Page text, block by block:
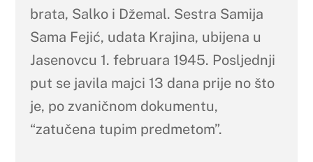
brata, Salko i Džemal. Sestra Samija
Sama Fejić, udata Krajina, ubijena u
Jasenovcu 1. februara 1945. Posljednji
put se javila majci 13 dana prije no što
je, po zvaničnom dokumentu,
“zatučena tupim predmetom”.